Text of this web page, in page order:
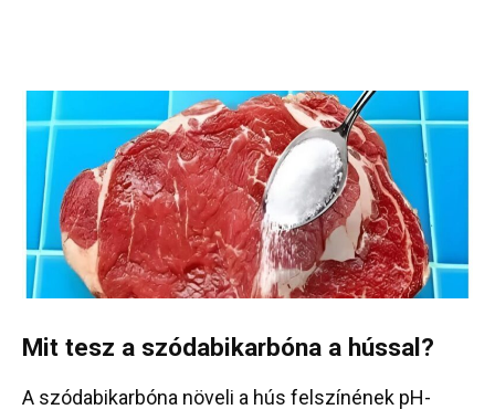
Mit tesz a szódabikarbóna a hússal?
A szódabikarbóna növeli a hús felszínének pH-